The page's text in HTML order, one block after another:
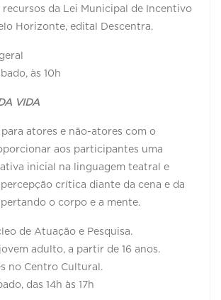
recursos da Lei Municipal de Incentivo
Horizonte, edital Descentra.
às 10h
VIDA
atores e não-atores com o
aos participantes uma
inicial na linguagem teatral e
crítica diante da cena e da
o corpo e a mente.
de Atuação e Pesquisa.
adulto, a partir de 16 anos.
no Centro Cultural.
das 14h às 17h